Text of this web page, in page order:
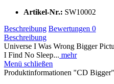
Artikel-Nr.: SW10002
Beschreibung Bewertungen 0
Beschreibung
Universe I Was Wrong Bigger
I Find No Sleep... mehr
Menü schließen
Produktinformationen "CD Bigger"